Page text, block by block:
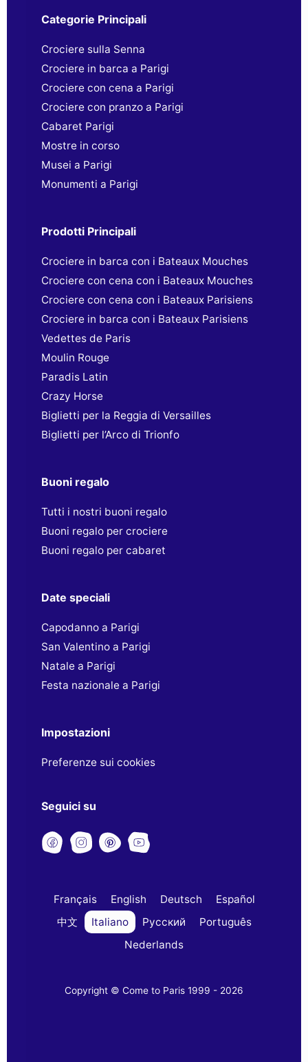
Categorie Principali
Crociere sulla Senna
Crociere in barca a Parigi
Crociere con cena a Parigi
Crociere con pranzo a Parigi
Cabaret Parigi
Mostre in corso
Musei a Parigi
Monumenti a Parigi
Prodotti Principali
Crociere in barca con i Bateaux Mouches
Crociere con cena con i Bateaux Mouches
Crociere con cena con i Bateaux Parisiens
Crociere in barca con i Bateaux Parisiens
Vedettes de Paris
Moulin Rouge
Paradis Latin
Crazy Horse
Biglietti per la Reggia di Versailles
Biglietti per l’Arco di Trionfo
Buoni regalo
Tutti i nostri buoni regalo
Buoni regalo per crociere
Buoni regalo per cabaret
Date speciali
Capodanno a Parigi
San Valentino a Parigi
Natale a Parigi
Festa nazionale a Parigi
Impostazioni
Preferenze sui cookies
Seguici su
Français English Deutsch
Español
中文
Italiano Русский
Português
Nederlands
Copyright © Come to Paris 1999 - 2026